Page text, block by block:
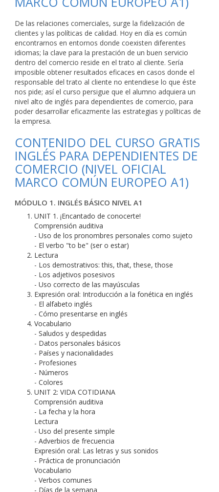
De las relaciones comerciales, surge la fidelización de
clientes y las políticas de calidad. Hoy en día es común
encontrarnos en entornos donde coexisten diferentes
idiomas; la clave para la prestación de un buen servicio
dentro del comercio reside en el trato al cliente. Sería
imposible obtener resultados eficaces en casos donde el
responsable del trato al cliente no entendiese lo que éste
nos pide; así el curso persigue que el alumno adquiera un
nivel alto de inglés para dependientes de comercio, para
poder desarrollar eficazmente las estrategias y políticas de
la empresa.
CONTENIDO DEL CURSO GRATIS
INGLÉS PARA DEPENDIENTES DE
COMERCIO (NIVEL OFICIAL
MARCO COMÚN EUROPEO A1)
MÓDULO 1. INGLÉS BÁSICO NIVEL A1
UNIT 1. ¡Encantado de conocerte!
Comprensión auditiva
- Uso de los pronombres personales como sujeto
- El verbo "to be" (ser o estar)
Lectura
- Los demostrativos: this, that, these, those
- Los adjetivos posesivos
- Uso correcto de las mayúsculas
Expresión oral: Introducción a la fonética en inglés
- El alfabeto inglés
- Cómo presentarse en inglés
Vocabulario
- Saludos y despedidas
- Datos personales básicos
- Países y nacionalidades
- Profesiones
- Números
- Colores
UNIT 2: VIDA COTIDIANA
Comprensión auditiva
- La fecha y la hora
Lectura
- Uso del presente simple
- Adverbios de frecuencia
Expresión oral: Las letras y sus sonidos
- Práctica de pronunciación
Vocabulario
- Verbos comunes
- Días de la semana